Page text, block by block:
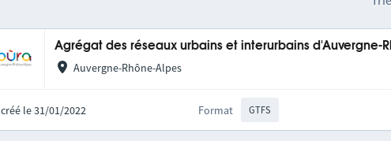
Agrégat des réseaux urbains et interurbains d'Auvergne-
Auvergne-Rhône-Alpes
créé le 31/01/2022 Format GTFS